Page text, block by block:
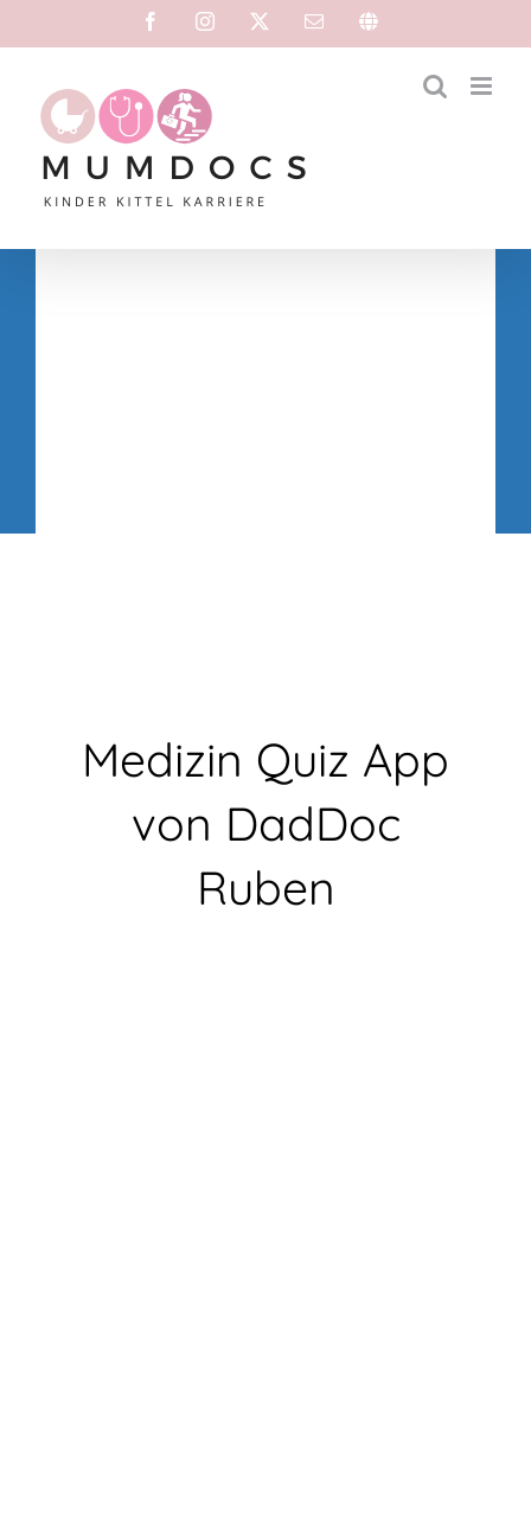
Medizin Quiz App
von DadDoc
Ruben